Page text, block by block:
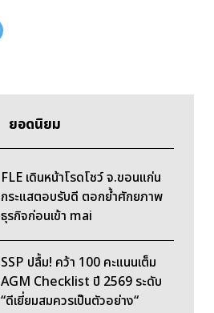
ยอดนิยม
FLE เดินหน้าโรดโชว์ จ.ขอนแก่น
กระแสตอบรับดี ตอกย้ำศักยภาพ
ธุรกิจก่อนเข้า mai
SSP ปลื้ม! คว้า 100 คะแนนเต็ม
AGM Checklist ปี 2569 ระดับ
“ดีเยี่ยมสมควรเป็นตัวอย่าง“